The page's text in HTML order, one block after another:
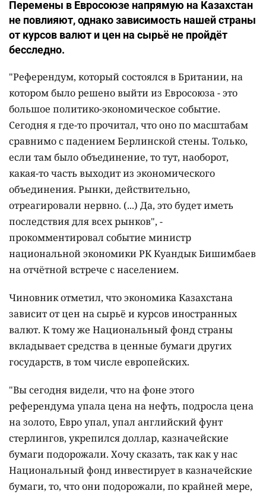
Перемены в Евросоюзе напрямую на Казахстан
не повлияют, однако зависимость нашей страны
от курсов валют и цен на сырьё не пройдёт
бесследно.
"Референдум, который состоялся в Британии, на
котором было решено выйти из Евросоюза - это
большое политико-экономическое событие.
Сегодня я где-то прочитал, что оно по масштабам
сравнимо с падением Берлинской стены. Только,
если там было объединение, то тут, наоборот,
какая-то часть выходит из экономического
объединения. Рынки, действительно,
отреагировали нервно. (...) Да, это будет иметь
последствия для всех рынков", -
прокомментировал событие министр
национальной экономики РК Куандык Бишимбаев
на отчётной встрече с населением.
Чиновник отметил, что экономика Казахстана
зависит от цен на сырьё и курсов иностранных
валют. К тому же Национальный фонд страны
вкладывает средства в ценные бумаги других
государств, в том числе европейских.
"Вы сегодня видели, что на фоне этого
референдума упала цена на нефть, подросла цена
на золото, Евро упал, упал английский фунт
стерлингов, укрепился доллар, казначейские
бумаги подорожали. Хочу сказать, так как у нас
Национальный фонд инвестирует в казначейские
бумаги, то, что они подорожали, по крайней мере,